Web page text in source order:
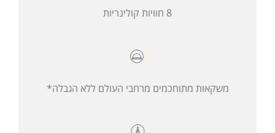
8 חוויות קולינריות
משקאות מתוחכמים מרחבי העולם ללא הגבלה*